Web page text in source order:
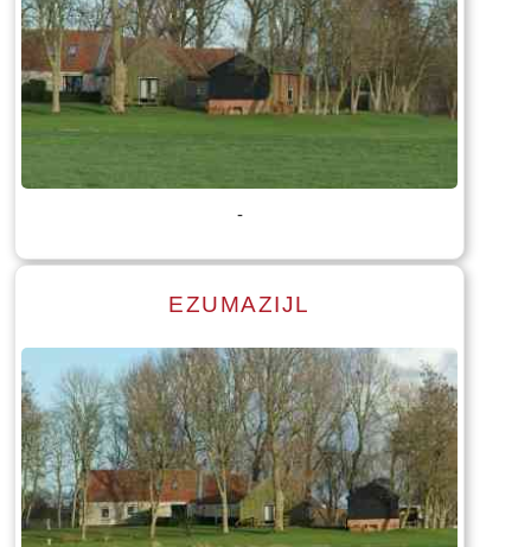
Lees meer
-
Lees meer
EZUMAZIJL